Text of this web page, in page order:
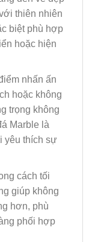
thiên nhiên
biệt phù hợp
hoặc hiện
nhấn ấn
hoặc không
trọng không
Marble là
yêu thích sự
cách tối
giúp không
hơn, phù
phối hợp